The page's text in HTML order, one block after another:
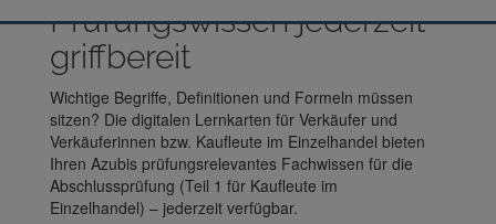
Prüfungswissen jederzeit
griffbereit
Wichtige Begriffe, Definitionen und Formeln müssen
sitzen? Die digitalen Lernkarten für Verkäufer und
Verkäuferinnen bzw. Kaufleute im Einzelhandel bieten
Ihren Azubis prüfungsrelevantes Fachwissen für die
Abschlussprüfung (Teil 1 für Kaufleute im
Einzelhandel) – jederzeit verfügbar.